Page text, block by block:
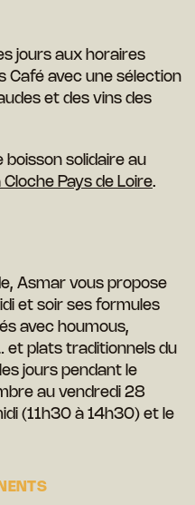
jours aux horaires
Café avec une sélection
et des vins des
solidaire au
Cloche Pays de Loire.
Asmar vous propose
et soir ses formules
avec houmous,
et plats traditionnels du
jours pendant le
au vendredi 28
(11h30 à 14h30) et le